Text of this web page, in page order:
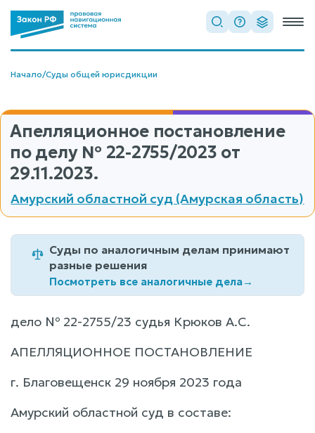
Начало/Суды общей юрисдикции
Апелляционное постановление
по делу № 22-2755/2023 от
29.11.2023.
Амурский областной суд (Амурская область)
Суды по аналогичным делам принимают
разные решения
Посмотреть все аналогичные дела→
дело № 22-2755/23 судья Крюков А.С.
АПЕЛЛЯЦИОННОЕ ПОСТАНОВЛЕНИЕ
г. Благовещенск 29 ноября 2023 года
Амурский областной суд в составе: